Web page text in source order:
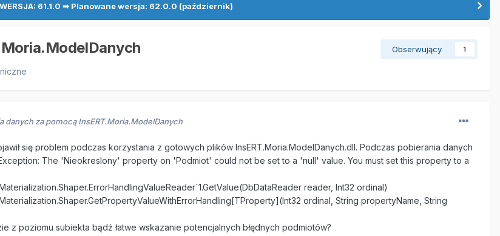
61.1.0 ➡ Planowane wersja: 62.0.0 (październik)
Obserwujący 1
danych za pomocą InsERT.Moria.ModelDanych
się problem podczas korzystania z gotowych plików InsERT.Moria.ModelDanych.dll. Podczas pobierania danych
The 'Nieokreslony' property on 'Podmiot' could not be set to a 'null' value. You must set this property to a
reader, Int32 ordinal)
ordinal, String propertyName, String
z poziomu subiekta bądź łatwe wskazanie potencjalnych błędnych podmiotów?